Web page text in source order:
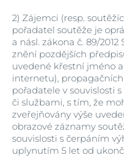
2) Zájemci (resp.
pořadatel soutěže je
a násl. zákona č. 89/
znění pozdějších
uvedené křestní jméno
internetu),
pořadatele v souvislosti
či službami, s tím, že
zveřejňovány výše
obrazové záznamy
souvislosti s čerpáním
uplynutím 5 let od